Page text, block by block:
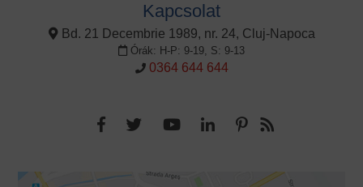
Kapcsolat
Bd. 21 Decembrie 1989, nr. 24, Cluj-Napoca
Órák: H-P: 9-19, S: 9-13
0364 644 644